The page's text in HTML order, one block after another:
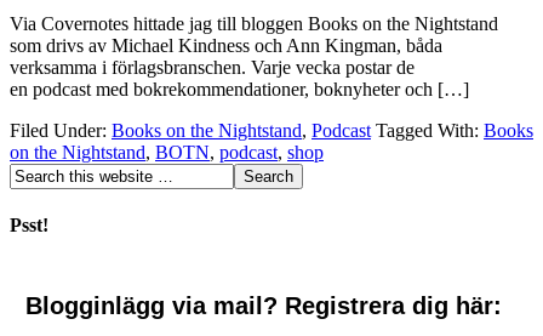
Via Covernotes hittade jag till bloggen Books on the Nightstand
som drivs av Michael Kindness och Ann Kingman, båda
verksamma i förlagsbranschen. Varje vecka postar de
en podcast med bokrekommendationer, boknyheter och […]
Filed Under: Books on the Nightstand, Podcast Tagged With: Books
on the Nightstand, BOTN, podcast, shop
Psst!
Blogginlägg via mail? Registrera dig här: